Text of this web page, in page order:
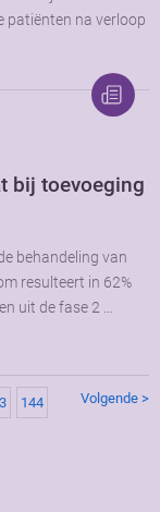
patiënten na verloop
bij toevoeging
behandeling van
resulteert in 62%
uit de fase 2 …
144 Volgende >